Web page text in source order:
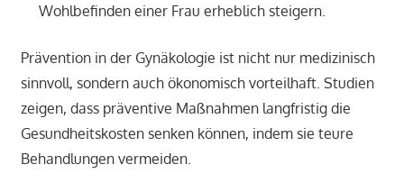
Wohlbefinden einer Frau erheblich steigern.
Prävention in der Gynäkologie ist nicht nur medizinisch
sinnvoll, sondern auch ökonomisch vorteilhaft. Studien
zeigen, dass präventive Maßnahmen langfristig die
Gesundheitskosten senken können, indem sie teure
Behandlungen vermeiden.